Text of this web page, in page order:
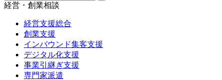
経営・創業相談
経営支援総合
創業支援
インバウンド集客支援
デジタル化支援
事業引継ぎ支援
専門家派遣